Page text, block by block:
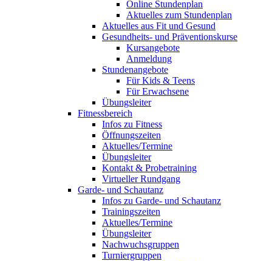
Online Stundenplan
Aktuelles zum Stundenplan
Aktuelles aus Fit und Gesund
Gesundheits- und Präventionskurse
Kursangebote
Anmeldung
Stundenangebote
Für Kids & Teens
Für Erwachsene
Übungsleiter
Fitnessbereich
Infos zu Fitness
Öffnungszeiten
Aktuelles/Termine
Übungsleiter
Kontakt & Probetraining
Virtueller Rundgang
Garde- und Schautanz
Infos zu Garde- und Schautanz
Trainingszeiten
Aktuelles/Termine
Übungsleiter
Nachwuchsgruppen
Turniergruppen